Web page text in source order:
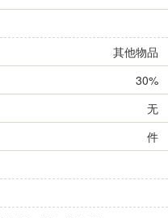
其他物品
30%
无
件